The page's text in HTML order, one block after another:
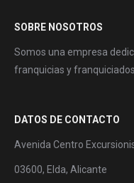
SOBRE NOSOTROS
Somos una empresa
franquicias y franquiciados.
DATOS DE CONTACTO
Avenida Centro
03600, Elda, Alicante